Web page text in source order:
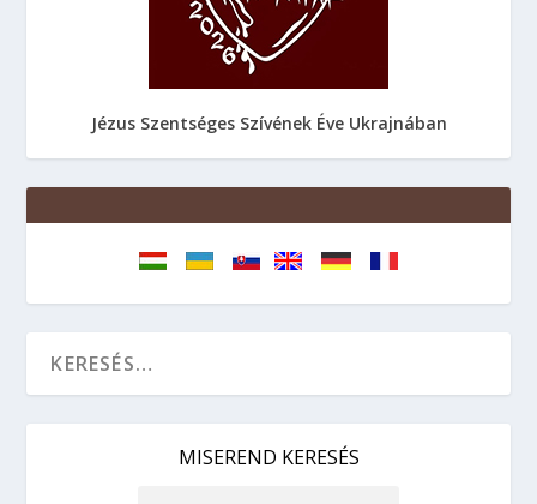
Jézus Szentséges Szívének Éve Ukrajnában
MISEREND KERESÉS